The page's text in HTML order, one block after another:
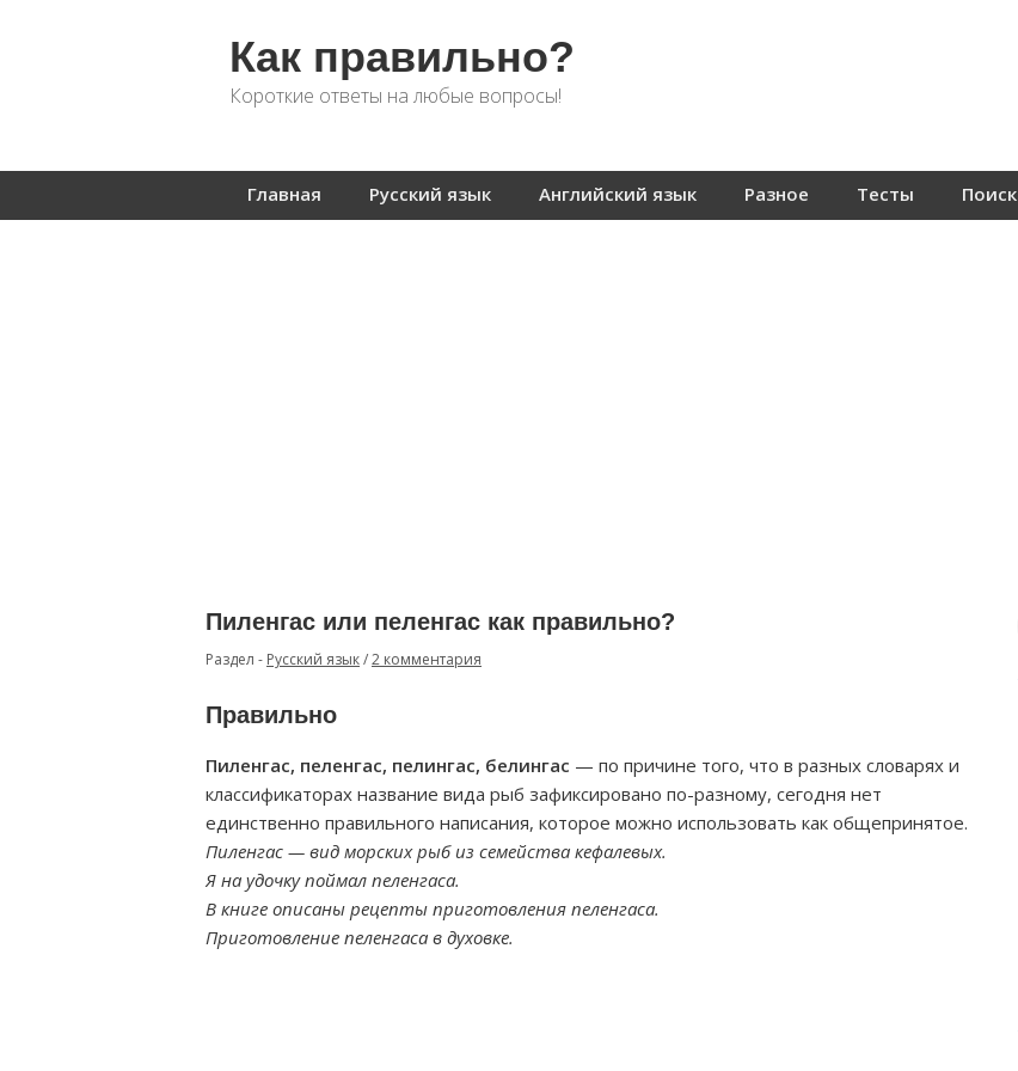
Как правильно?
Короткие ответы на любые вопросы!
Главная Русский язык Английский язык Разное Тесты Поиск
Пиленгас или пеленгас как правильно?
Раздел - Русский язык/2 комментария
Правильно
Пиленгас, пеленгас, пелингас, белингас — по причине того, что в разных словарях и
классификаторах название вида рыб зафиксировано по-разному, сегодня нет
единственно правильного написания, которое можно использовать как общепринятое.
Пиленгас — вид морских рыб из семейства кефалевых.
Я на удочку поймал пеленгаса.
В книге описаны рецепты приготовления пеленгаса.
Приготовление пеленгаса в духовке.